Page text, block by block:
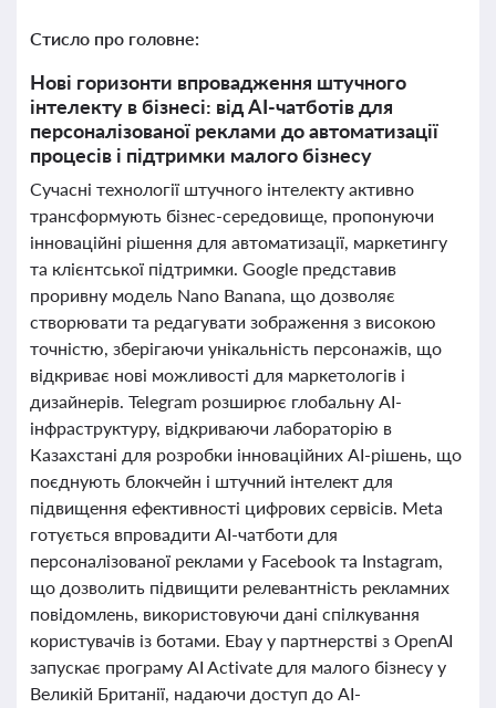
Стисло про головне:
Нові горизонти впровадження штучного
інтелекту в бізнесі: від AI-чатботів для
персоналізованої реклами до автоматизації
процесів і підтримки малого бізнесу
Сучасні технології штучного інтелекту активно
трансформують бізнес-середовище, пропонуючи
інноваційні рішення для автоматизації, маркетингу
та клієнтської підтримки. Google представив
проривну модель Nano Banana, що дозволяє
створювати та редагувати зображення з високою
точністю, зберігаючи унікальність персонажів, що
відкриває нові можливості для маркетологів і
дизайнерів. Telegram розширює глобальну AI-
інфраструктуру, відкриваючи лабораторію в
Казахстані для розробки інноваційних AI-рішень, що
поєднують блокчейн і штучний інтелект для
підвищення ефективності цифрових сервісів. Meta
готується впровадити AI-чатботи для
персоналізованої реклами у Facebook та Instagram,
що дозволить підвищити релевантність рекламних
повідомлень, використовуючи дані спілкування
користувачів із ботами. Ebay у партнерстві з OpenAI
запускає програму AI Activate для малого бізнесу у
Великій Британії, надаючи доступ до AI-